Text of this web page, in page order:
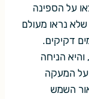
על הספינה
נראו מעולם
דקיקים.
והיא הניחה
על המעקה
השמש